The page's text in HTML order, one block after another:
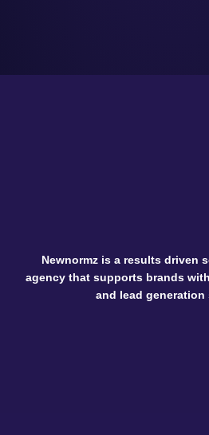
Newnormz is a results driven
agency that supports brands
and lead generation